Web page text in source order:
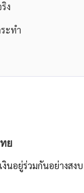
ง
ะทำ
ย
อยู่ร่วมกันอย่างสงบ